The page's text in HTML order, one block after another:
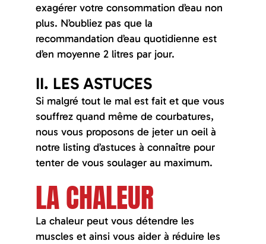
exagérer votre consommation d’eau non
plus. N’oubliez pas que la
recommandation d’eau quotidienne est
d’en moyenne 2 litres par jour.
II. LES ASTUCES
Si malgré tout le mal est fait et que vous
souffrez quand même de courbatures,
nous vous proposons de jeter un oeil à
notre listing d’astuces à connaître pour
tenter de vous soulager au maximum.
LA CHALEUR
La chaleur peut vous détendre les
muscles et ainsi vous aider à réduire les